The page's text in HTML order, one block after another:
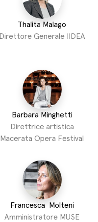
Thalita Malago
Direttore Generale IIDEA
Barbara Minghetti
Direttrice artistica
Macerata Opera Festival
Francesca Molteni
Amministratore MUSE